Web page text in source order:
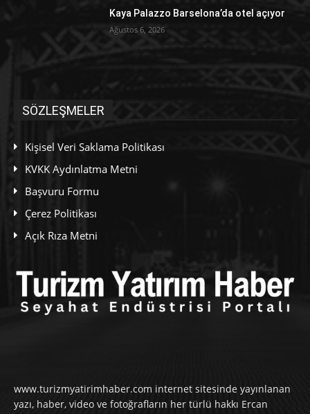
Kaya Palazzo Barselona’da otel açıyor
Ağustos 6, 2026
SÖZLEŞMELER
Kişisel Veri Saklama Politikası
KVKK Aydınlatma Metni
Başvuru Formu
Çerez Politikası
Açık Rıza Metni
www.turizmyatirimhaber.com internet sitesinde yayınlanan
yazı, haber, video ve fotoğrafların her türlü hakkı Ercan